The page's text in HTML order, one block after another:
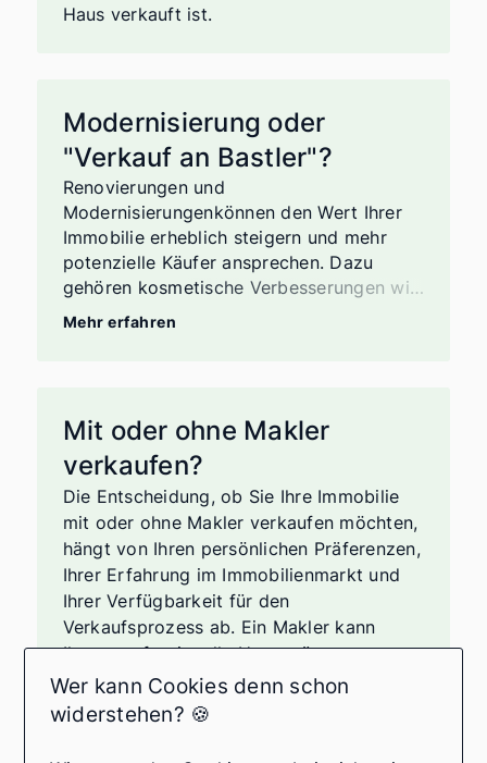
Haus verkauft ist.
Modernisierung oder
"Verkauf an Bastler"?
Renovierungen und
Modernisierungenkönnen den Wert Ihrer
Immobilie erheblich steigern und mehr
potenzielle Käufer ansprechen. Dazu
gehören kosmetische Verbesserungen wie
frische Farbe und neue Bodenbeläge,
Wartung, professionelle Reinigung, Home
Staging und Inspektionen. In allen Fällen
ist es ratsam, mit einem
Immobilienexperten zu sprechen, um die
besten Optionen für Ihren spezifischen
Fall zu ermitteln und den Return on
Investment zu maximieren.
Mehr erfahren
Mit oder ohne Makler
verkaufen?
Die Entscheidung, ob Sie Ihre Immobilie
mit oder ohne Makler verkaufen möchten,
hängt von Ihren persönlichen Präferenzen,
Ihrer Erfahrung im Immobilienmarkt und
Ihrer Verfügbarkeit für den
Verkaufsprozess ab. Ein Makler kann
Ihnen professionelle Unterstützung,
Marktkenntnisse, Zeitersparnis und
Zugang zu professionellen Netzwerken
und Nachteile abwägen und die Option
Wer kann Cookies denn schon
widerstehen? 🍪